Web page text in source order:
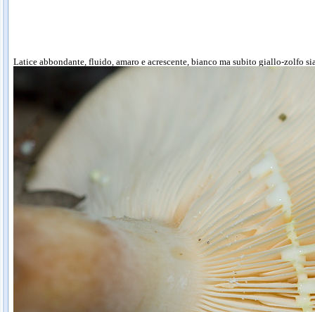
Latice abbondante, fluido, amaro e acrescente, bianco ma subito giallo-zolfo